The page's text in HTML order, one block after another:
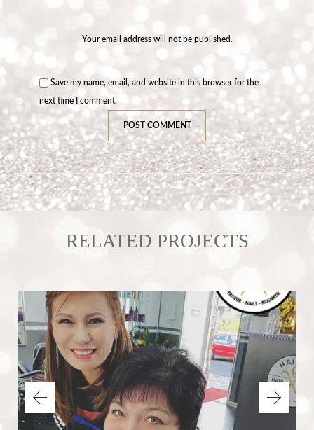
Your email address will not be published.
Save my name, email, and website in this browser for the
next time I comment.
RELATED PROJECTS